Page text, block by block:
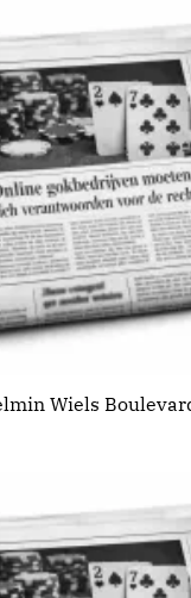
Wiels